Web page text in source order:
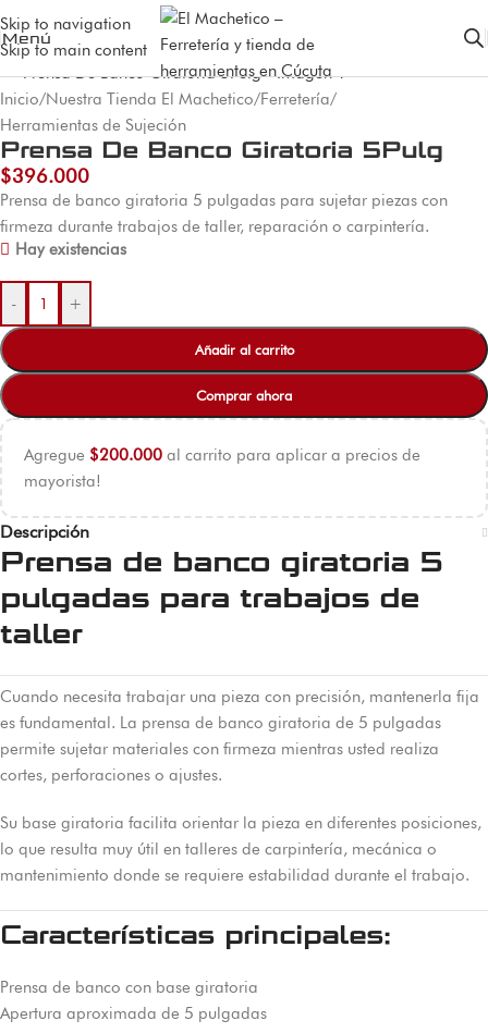
Skip to navigation
Skip to main content
Menú
Inicio/Nuestra Tienda El Machetico/Ferretería/
Herramientas de Sujeción
Prensa De Banco Giratoria 5Pulg
$396.000
Prensa de banco giratoria 5 pulgadas para sujetar piezas con
firmeza durante trabajos de taller, reparación o carpintería.
Hay existencias
- +
Añadir al carrito
Comprar ahora
Agregue $200.000 al carrito para aplicar a precios de
mayorista!
Descripción
Prensa de banco giratoria 5
pulgadas para trabajos de
taller
Cuando necesita trabajar una pieza con precisión, mantenerla fija
es fundamental. La prensa de banco giratoria de 5 pulgadas
permite sujetar materiales con firmeza mientras usted realiza
cortes, perforaciones o ajustes.
Su base giratoria facilita orientar la pieza en diferentes posiciones,
lo que resulta muy útil en talleres de carpintería, mecánica o
mantenimiento donde se requiere estabilidad durante el trabajo.
Características principales:
Prensa de banco con base giratoria
Apertura aproximada de 5 pulgadas